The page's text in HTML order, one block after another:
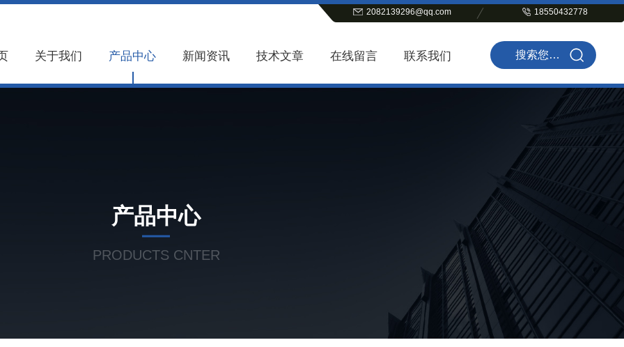
2082139296@qq.com 18550432778
关于我们 产品中心 新闻资讯 技术文章 在线留言 联系我们
产品中心
PRODUCTS CNTER